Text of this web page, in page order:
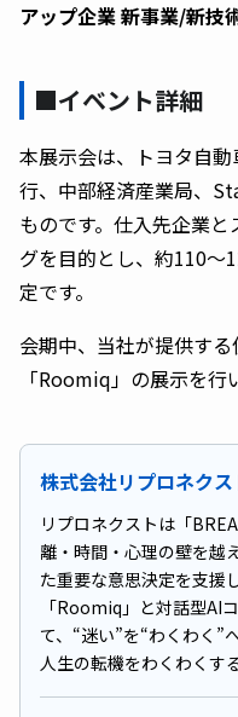
アップ企業 新事業/新技
■イベント詳細
本展示会は、トヨタ自
行、中部経済産業局、
ものです。仕入先企業
グを目的とし、約110～
定です。
会期中、当社が提供す
「Roomiq」の展示を行
株式会社リプロネクス
リプロネクストは「
離・時間・心理の壁を越
た重要な意思決定を支援
「Roomiq」と対話型AI
て、“迷い”を“わくわく”
人生の転機をわくわくす